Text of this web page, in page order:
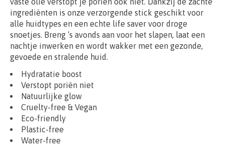
ingrediënten is onze verzorgende stick geschikt voor
alle huidtypes en een echte life saver voor droge
snoetjes. Breng ‘s avonds aan voor het slapen, laat een
nachtje inwerken en wordt wakker met een gezonde,
gevoede en stralende huid.
Hydratatie boost
Verstopt poriën niet
Natuurlijke glow
Cruelty-free & Vegan
Eco-friendly
Plastic-free
Water-free